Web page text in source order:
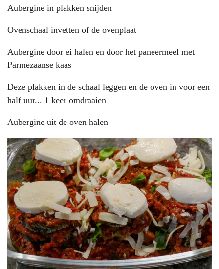
Aubergine in plakken snijden
Ovenschaal invetten of de ovenplaat
Aubergine door ei halen en door het paneermeel met
Parmezaanse kaas
Deze plakken in de schaal leggen en de oven in voor een
half uur... 1 keer omdraaien
Aubergine uit de oven halen